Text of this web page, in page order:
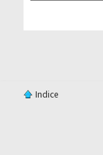
Indice